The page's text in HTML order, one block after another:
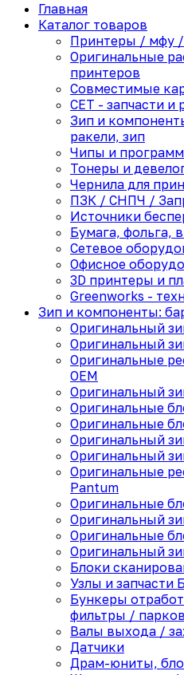
Главная
Каталог товаров
Принтеры / мфу
Оригинальные
принтеров
Совместимые
CET - запчасти
Зип и
ракели, зип
Чипы и
Тонеры и
Чернила для
ПЗК / СНПЧ /
Источники
Бумага, фольга,
Сетевое
Офисное
3D принтеры и
Greenworks -
Зип и компоненты:
Оригинальный
Оригинальный
Оригинальные
OEM
Оригинальный
Оригинальные
Оригинальные
Оригинальный
Оригинальный
Оригинальные
Pantum
Оригинальные
Оригинальный
Оригинальные
Оригинальный
Блоки
Узлы и запчасти
Бункеры
фильтры /
Валы выхода /
Датчики
Драм-юниты,